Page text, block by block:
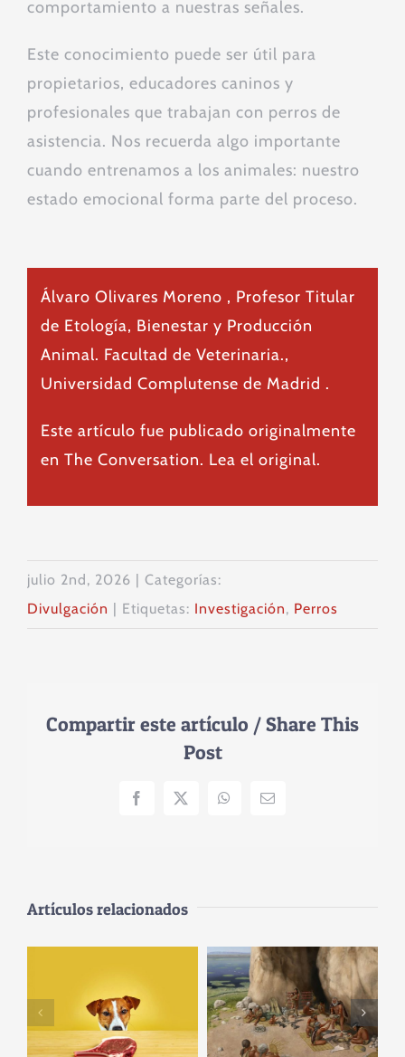
comportamiento a nuestras señales.
Este conocimiento puede ser útil para
propietarios, educadores caninos y
profesionales que trabajan con perros de
asistencia. Nos recuerda algo importante
cuando entrenamos a los animales: nuestro
estado emocional forma parte del proceso.
Álvaro Olivares Moreno , Profesor Titular
de Etología, Bienestar y Producción
Animal. Facultad de Veterinaria.,
Universidad Complutense de Madrid .
Este artículo fue publicado originalmente
en The Conversation. Lea el original.
julio 2nd, 2026 | Categorías:
Divulgación | Etiquetas: Investigación, Perros
Compartir este artículo / Share This
Post
Facebook
X WhatsAppCorreo
Artículos relacionados
‘Fuerza de
voluntad’
perruna: ¿qué
les permite
Nuestra vida
común con los
perros
comenzó